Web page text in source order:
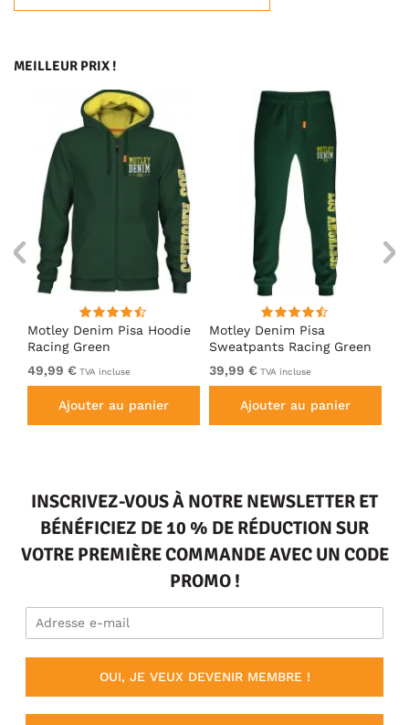
MEILLEUR PRIX !
Motley Denim Pisa Hoodie
Racing Green
49,99 € TVA incluse
Ajouter au panier
Motley Denim Pisa
Sweatpants Racing Green
39,99 € TVA incluse
Ajouter au panier
INSCRIVEZ-VOUS À NOTRE NEWSLETTER ET
BÉNÉFICIEZ DE 10 % DE RÉDUCTION SUR
VOTRE PREMIÈRE COMMANDE AVEC UN CODE
PROMO !
OUI, JE VEUX DEVENIR MEMBRE !